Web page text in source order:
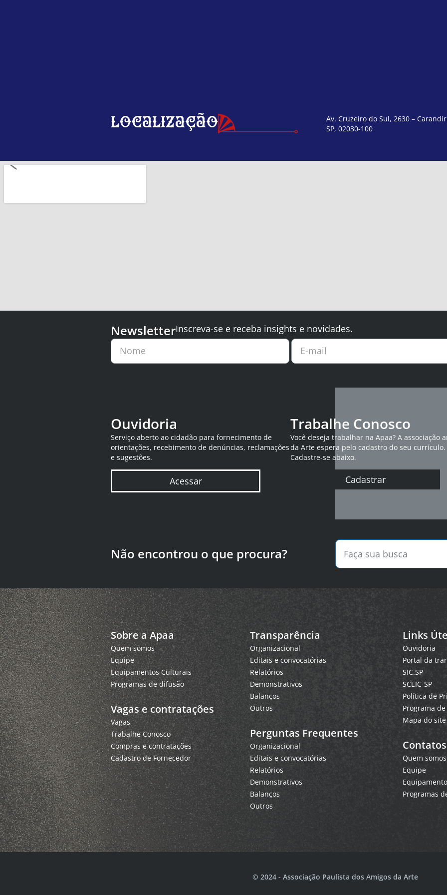
Localização
Av. Cruzeiro do Sul, 2630 –
SP, 02030-100
NewsletterInscreva-se e receba insights e novidades.
Nome
E-mail
Ouvidoria
Serviço aberto ao cidadão para fornecimento de
orientações, recebimento de denúncias, reclamações
e sugestões.
Acessar
Trabalhe Conosco
Você deseja trabalhar na Apaa? A associação
da Arte espera pelo cadastro do seu currículo.
Cadastre-se abaixo.
Cadastrar
Não encontrou o que procura?
Sobre a Apaa
Quem somos
Equipe
Equipamentos Culturais
Programas de difusão
Vagas e contratações
Vagas
Trabalhe Conosco
Compras e contratações
Cadastro de Fornecedor
Transparência
Organizacional
Editais e convocatórias
Relatórios
Demonstrativos
Balanços
Outros
Perguntas Frequentes
Organizacional
Editais e convocatórias
Relatórios
Demonstrativos
Balanços
Outros
Links
Ouvidoria
Portal da
SIC.SP
SCEIC-SP
Política de
Programa
Mapa do site
Contatos
Quem somos
Equipe
Programas
© 2024 - Associação Paulista dos Amigos da Arte